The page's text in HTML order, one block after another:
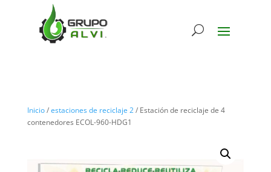
Inicio/estaciones de reciclaje 2/ Estación de reciclaje de 4
contenedores ECOL-960-HDG1